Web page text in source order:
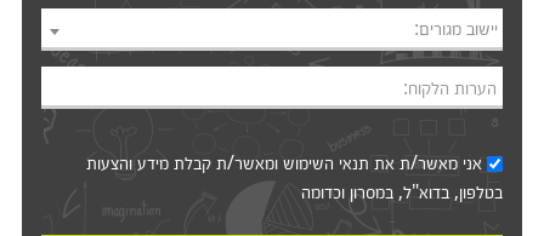
יישוב מגורים:
הערות הלקוח:
אני מאשר/ת את תנאי השימושומאשר/ת קבלת מידע והצעות
בטלפון, בדוא"ל, במסרון וכדומה‎‎